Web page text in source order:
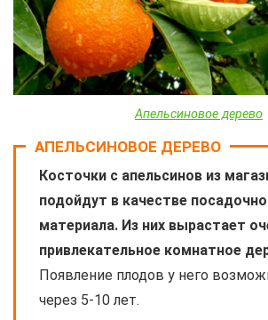
Апельсиновое дерево
АПЕЛЬСИНОВОЕ ДЕРЕВО
Косточки с апельсинов из
подойдут в качестве
материала. Из них вырастает
привлекательное комнатное
Появление плодов у него
через 5-10 лет.